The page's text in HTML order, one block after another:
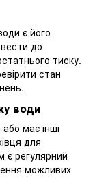
є його
до
тиску.
стан
води
має інші
для
є регулярний
можливих